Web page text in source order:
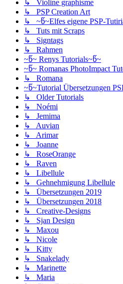
↳ Violine graphisme
↳ PSP Creation Art
↳ ~წ~Elfes eigene PSP-
↳ Tuts mit Scraps
↳ Signtags
↳ Rahmen
~წ~ Renys Tutorials~წ~
~წ~ Romanas PhotoImpact
↳ Romana
~წ~Tutorial Übersetzungen
↳ Older Tutorials
↳ Noémi
↳ Jemima
↳ Auvian
↳ Arimar
↳ Joanne
↳ RoseOrange
↳ Raven
↳ Libellule
↳ Gehnehmigung Libellule
↳ Übersetzungen 2019
↳ Übersetzungen 2018
↳ Creative-Designs
↳ Sjan Design
↳ Maxou
↳ Nicole
↳ Kitty
↳ Snakelady
↳ Marinette
↳ Maria